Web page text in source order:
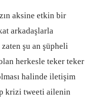
aksine etkin bir
arkadaşlarla
şu an şüpheli
herkesle teker teker
halinde iletişim
krizi tweeti ailenin